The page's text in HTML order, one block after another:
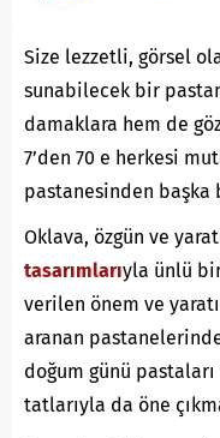
Size lezzetli, görsel
sunabilecek bir
damaklara hem de
7’den 70 e herkesi
pastanesinden başka
Oklava, özgün ve
tasarımlarıyla ünlü
verilen önem ve
aranan
doğum günü
tatlarıyla da öne